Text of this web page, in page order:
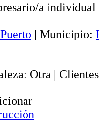
a individual
| Municipio:
Otra |